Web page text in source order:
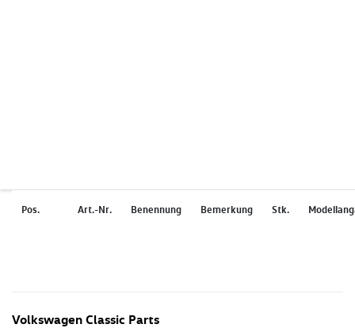
Pos. Art.-Nr. Benennung Bemerkung Stk.
Volkswagen Classic Parts